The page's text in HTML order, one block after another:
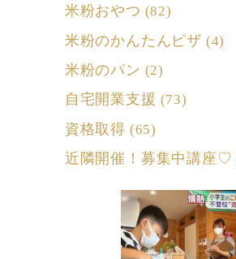
米粉おやつ (82)
米粉のかんたんピザ (4)
米粉のパン (2)
自宅開業支援 (73)
資格取得 (65)
近隣開催！募集中講座♡